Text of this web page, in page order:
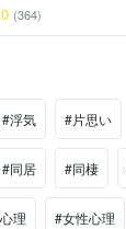
(364)
#浮気 #片思い
#同居 #同棲
理 #女性心理